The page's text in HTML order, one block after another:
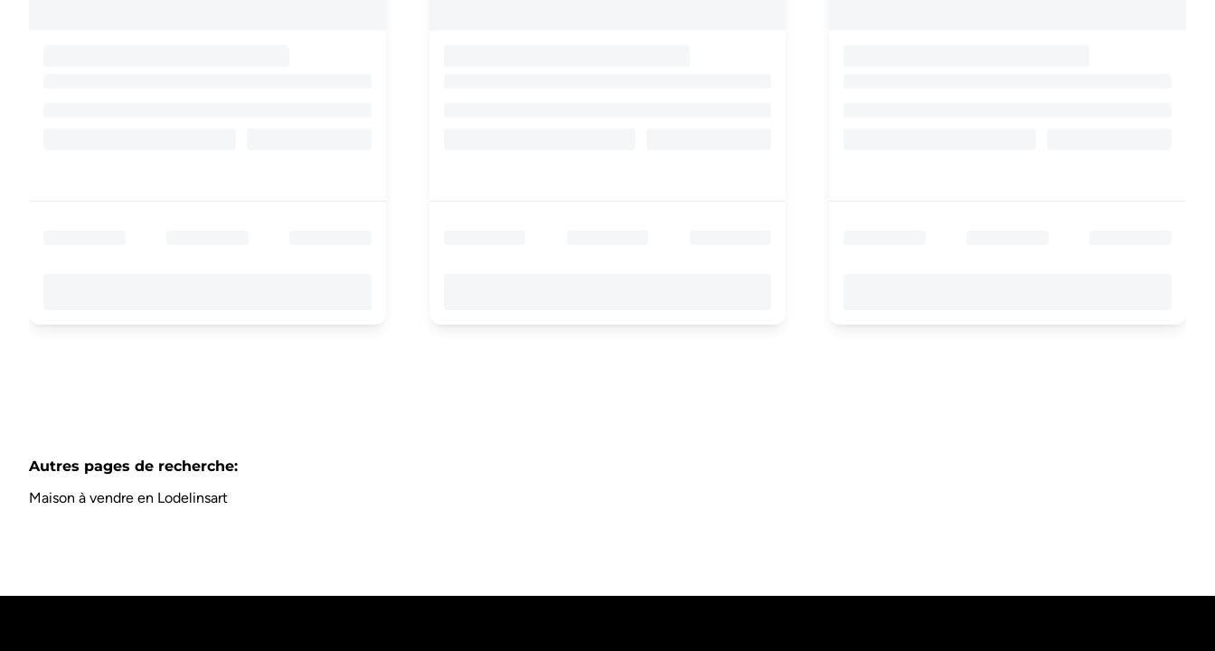
Autres pages de recherche:
Maison à vendre en Lodelinsart